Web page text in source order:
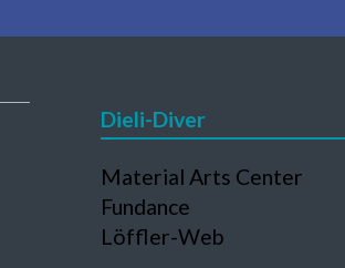
Dieli-Diver
Navigation
überspringen
Material Arts Center
Fundance
Löffler-Web